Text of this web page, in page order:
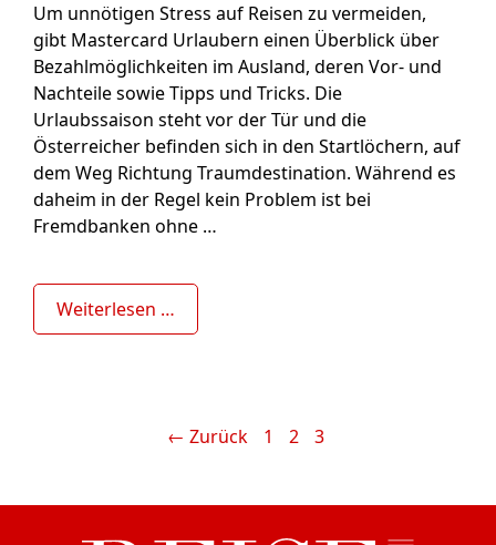
Um unnötigen Stress auf Reisen zu vermeiden,
gibt Mastercard Urlaubern einen Überblick über
Bezahlmöglichkeiten im Ausland, deren Vor- und
Nachteile sowie Tipps und Tricks. Die
Urlaubssaison steht vor der Tür und die
Österreicher befinden sich in den Startlöchern, auf
dem Weg Richtung Traumdestination. Während es
daheim in der Regel kein Problem ist bei
Fremdbanken ohne …
Weiterlesen …
← Zurück Seite
1 Seite
2 Seite
3